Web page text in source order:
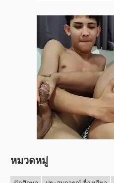
หมวดหมู่